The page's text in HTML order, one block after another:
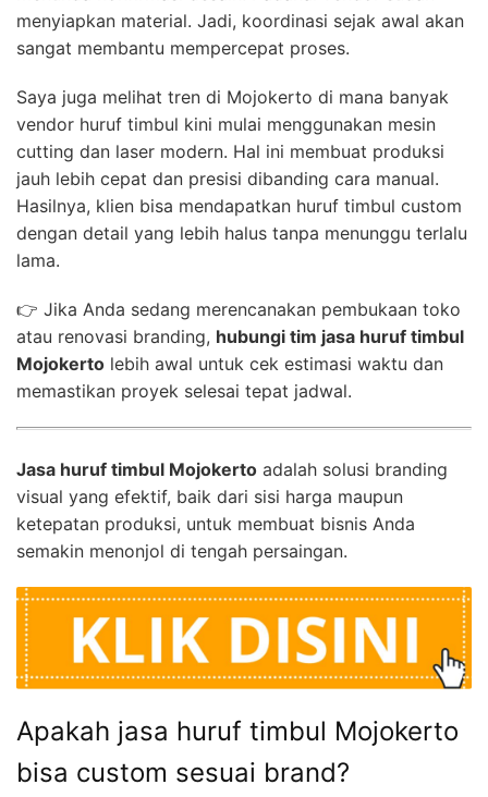
menyiapkan material. Jadi, koordinasi sejak awal akan
sangat membantu mempercepat proses.
Saya juga melihat tren di Mojokerto di mana banyak
vendor huruf timbul kini mulai menggunakan mesin
cutting dan laser modern. Hal ini membuat produksi
jauh lebih cepat dan presisi dibanding cara manual.
Hasilnya, klien bisa mendapatkan huruf timbul custom
dengan detail yang lebih halus tanpa menunggu terlalu
lama.
👉 Jika Anda sedang merencanakan pembukaan toko
atau renovasi branding, hubungi tim jasa huruf timbul
Mojokerto lebih awal untuk cek estimasi waktu dan
memastikan proyek selesai tepat jadwal.
Jasa huruf timbul Mojokerto adalah solusi branding
visual yang efektif, baik dari sisi harga maupun
ketepatan produksi, untuk membuat bisnis Anda
semakin menonjol di tengah persaingan.
Apakah jasa huruf timbul Mojokerto
bisa custom sesuai brand?